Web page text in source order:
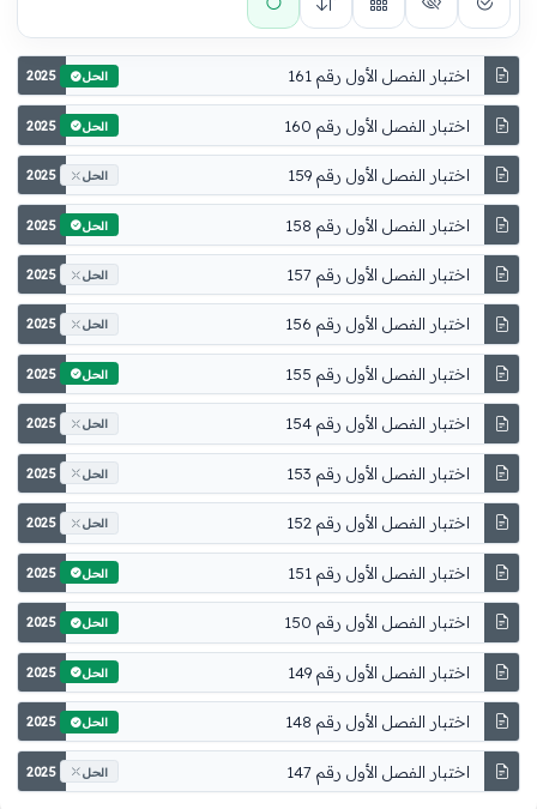
اختبار الفصل الأول رقم 161 2025 الحل
اختبار الفصل الأول رقم 160 2025 الحل
اختبار الفصل الأول رقم 159 2025 الحل
اختبار الفصل الأول رقم 158 2025 الحل
اختبار الفصل الأول رقم 157 2025 الحل
اختبار الفصل الأول رقم 156 2025 الحل
اختبار الفصل الأول رقم 155 2025 الحل
اختبار الفصل الأول رقم 154 2025 الحل
اختبار الفصل الأول رقم 153 2025 الحل
اختبار الفصل الأول رقم 152 2025 الحل
اختبار الفصل الأول رقم 151 2025 الحل
اختبار الفصل الأول رقم 150 2025 الحل
اختبار الفصل الأول رقم 149 2025 الحل
اختبار الفصل الأول رقم 148 2025 الحل
اختبار الفصل الأول رقم 147 2025 الحل